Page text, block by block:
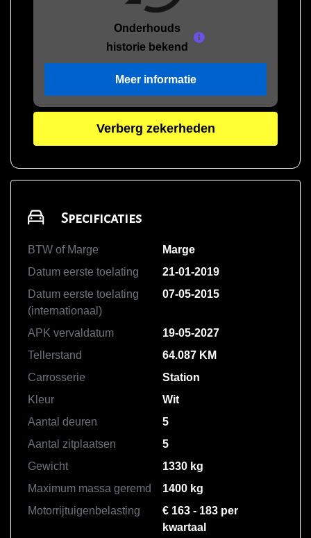
Onderhouds
historie bekend
Meer informatie
Verberg zekerheden
Specificaties
BTW of Marge
Marge
Datum eerste toelating
21-01-2019
Datum eerste toelating
(internationaal)
07-05-2015
APK vervaldatum
19-05-2027
Tellerstand
64.087 KM
Carrosserie
Station
Kleur
Wit
Aantal deuren
5
Aantal zitplaatsen
5
Gewicht
1330 kg
Maximum massa geremd
1400 kg
Motorrijtuigenbelasting
€ 163 - 183 per
kwartaal